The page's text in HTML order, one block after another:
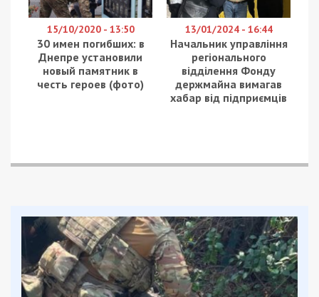
отсутствие в дневнике записей и расписания.
Школьник назвал бумажный дневник «прошлым
веком» и решил вопрос современными методами.
Веб-сайт пока имеет только русскую версию, но
школьник с мамой обещают, что скоро можно